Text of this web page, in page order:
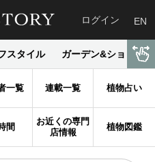
ログイン EN
スタイル ガーデン&ショップ
一覧 連載一覧 植物占い
間
お近くの専門
店情報
植物図鑑